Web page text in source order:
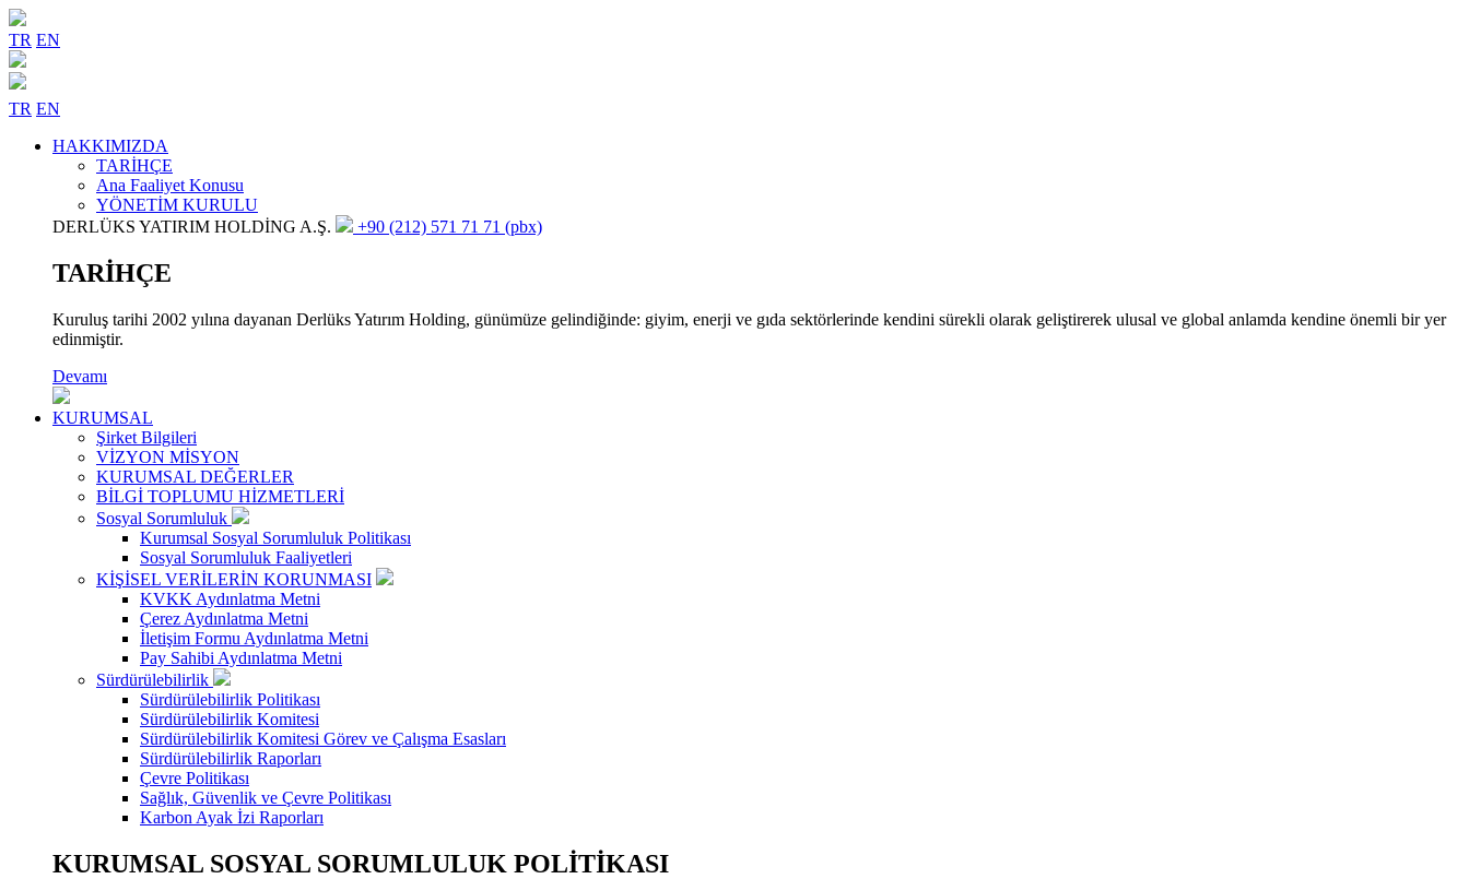
TR EN
TR EN
HAKKIMIZDA
TARİHÇE
Ana Faaliyet Konusu
YÖNETİM KURULU
DERLÜKS YATIRIM HOLDİNG A.Ş.
+90 (212) 571 71 71 (pbx)
TARİHÇE
Kuruluş tarihi 2002 yılına dayanan Derlüks Yatırım Holding, günümüze gelindiğinde: giyim, enerji ve gıda sektörlerinde kendini sürekli olarak geliştirerek ulusal ve global anlamda kendine önemli bir yer
edinmiştir.
Devamı
KURUMSAL
Şirket Bilgileri
VİZYON MİSYON
KURUMSAL DEĞERLER
BİLGİ TOPLUMU HİZMETLERİ
Sosyal Sorumluluk
Kurumsal Sosyal Sorumluluk Politikası
Sosyal Sorumluluk Faaliyetleri
KİŞİSEL VERİLERİN KORUNMASI
KVKK Aydınlatma Metni
Çerez Aydınlatma Metni
İletişim Formu Aydınlatma Metni
Pay Sahibi Aydınlatma Metni
Sürdürülebilirlik
Sürdürülebilirlik Politikası
Sürdürülebilirlik Komitesi
Sürdürülebilirlik Komitesi Görev ve Çalışma Esasları
Sürdürülebilirlik Raporları
Çevre Politikası
Sağlık, Güvenlik ve Çevre Politikası
Karbon Ayak İzi Raporları
KURUMSAL SOSYAL SORUMLULUK POLİTİKASI